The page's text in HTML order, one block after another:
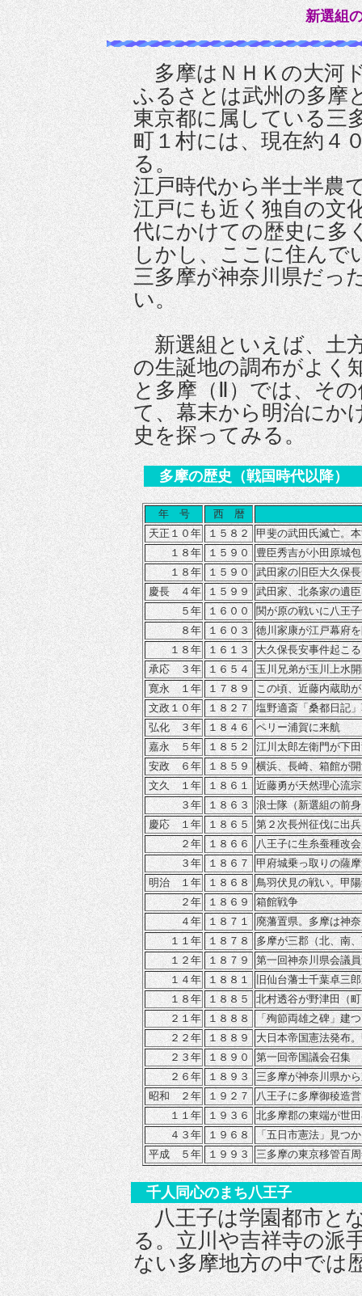
新選組
多摩はＮＨＫの大河
ふるさとは武州の多摩
東京都に属している三
町１村には、現在約４
る。
江戸時代から半士半農
江戸にも近く独自の文
代にかけての歴史に多
しかし、ここに住んで
三多摩が神奈川県だっ
い。
新選組といえば、土
の生誕地の調布がよく
と多摩（Ⅱ）では、そ
て、幕末から明治にか
史を探ってみる。
多摩の歴史（戦国時代以降）
年 号
西 暦
天正１０年 １５８２
甲斐の武田氏滅亡。
１８年
１５９０ 豊臣秀吉が小田原城
１８年 １５９０
武田家の旧臣大久保
慶長 ４年
１５９９
武田家、北条家の遺
５年 １６００
関が原の戦いに八王
８年
１６０３ 徳川家康が江戸幕府
１８年 １６１３ 大久保長安事件起こる
承応 ３年 １６５４
玉川兄弟が玉川上水
寛永 １年 １７８９
この頃、近藤内蔵助
文政１０年 １８２７ 塩野適斎「桑都日記
弘化 ３年
１８４６
ペリー浦賀に来航
嘉永 ５年
１８５２ 江川太郎左衛門が下
安政 ６年
１８５９
横浜、長崎、箱館が
文久 １年
１８６１ 近藤勇が天然理心流
３年
１８６３
浪士隊（新選組の前
慶応 １年
１８６５ 第２次長州征伐に出兵
２年 １８６６
八王子に生糸蚕種改
３年
１８６７ 甲府城乗っ取りの薩
明治 １年 １８６８
鳥羽伏見の戦い。甲
２年
１８６９
箱館戦争
４年 １８７１
廃藩置県。多摩は神
１１年
１８７８ 多摩が三郡（北、南
１２年 １８７９ 第一回神奈川県会議
１４年 １８８１
旧仙台藩士千葉卓三
１８年 １８８５
北村透谷が野津田（
２１年 １８８８
「殉節両雄之碑」建
２２年
１８８９
大日本帝国憲法発布
２３年
１８９０ 第一回帝国議会召集
２６年
１８９３
三多摩が神奈川県か
昭和 ２年 １９２７ 八王子に多摩御稜造営
１１年
１９３６
北多摩郡の東端が世
４３年
１９６８
「五日市憲法」見つ
平成 ５年 １９９３ 三多摩の東京移管百
千人同心のまち八王子
八王子は学園都市と
る。立川や吉祥寺の派
ない多摩地方の中では